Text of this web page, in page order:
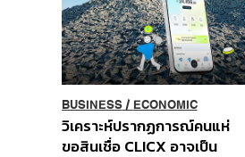
BUSINESS/ ECONOMIC
วิเคราะห์ปรากฏการณ์คนแห่
ขอสินเชื่อ CLICX อาจเป็น